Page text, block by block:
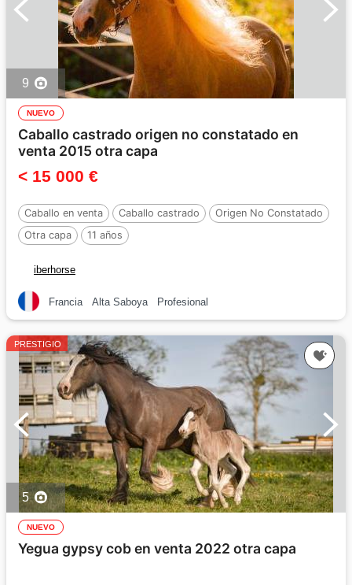
9
NUEVO
Caballo castrado origen no constatado en
venta 2015 otra capa
< 15 000 €
Caballo en venta Caballo castrado
Origen No Constatado
Otra capa
11 años
iberhorse
Francia Alta Saboya Profesional
PRESTIGIO
5
NUEVO
Yegua gypsy cob en venta 2022 otra capa